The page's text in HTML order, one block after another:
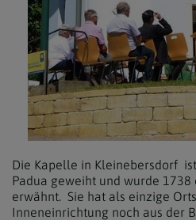
Die Kapelle in Kleinebersdorf
Padua geweiht und wurde
erwähnt. Sie hat als einzige
Inneneinrichtung noch aus der